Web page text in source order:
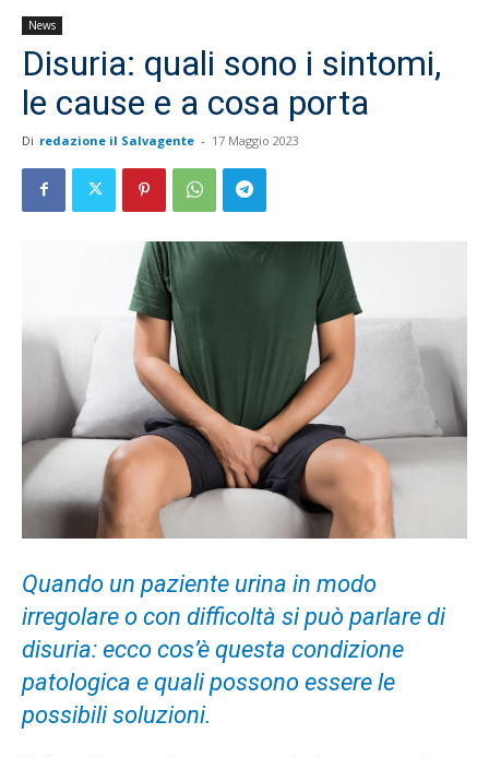
News
Disuria: quali sono i sintomi,
le cause e a cosa porta
Di redazione il Salvagente - 17 Maggio 2023
Quando un paziente urina in modo
irregolare o con difficoltà si può parlare di
disuria: ecco cos’è questa condizione
patologica e quali possono essere le
possibili soluzioni.